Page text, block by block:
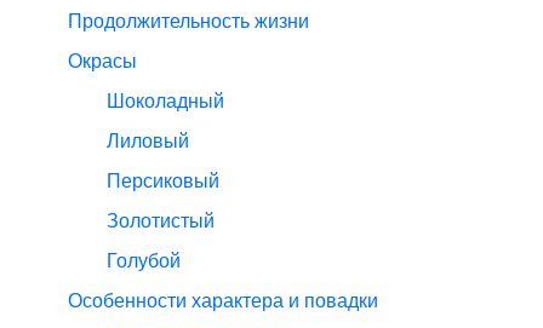
Продолжительность жизни
Окрасы
Шоколадный
Лиловый
Персиковый
Золотистый
Голубой
Особенности характера и повадки